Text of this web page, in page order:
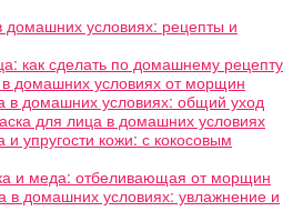
домашних условиях: рецепты и
как сделать по домашнему рецепту
домашних условиях от морщин
в домашних условиях: общий уход
для лица в домашних условиях
упругости кожи: с кокосовым
и меда: отбеливающая от морщин
в домашних условиях: увлажнение и